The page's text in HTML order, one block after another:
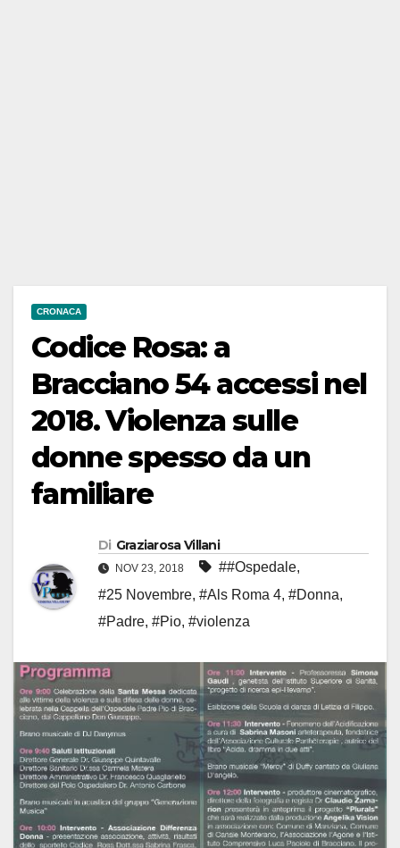
CRONACA
Codice Rosa: a
Bracciano 54 accessi nel
2018. Violenza sulle
donne spesso da un
familiare
Di Graziarosa Villani
NOV 23, 2018 ##Ospedale,
#25 Novembre, #Als Roma 4, #Donna,
#Padre, #Pio, #violenza